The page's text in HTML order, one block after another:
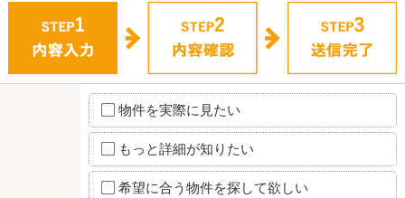
物件を実際に見たい
もっと詳細が知りたい
希望に合う物件を探して欲しい